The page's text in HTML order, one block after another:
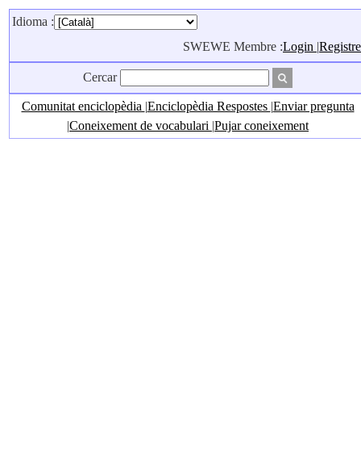
Idioma :
SWEWE Membre :Login |Registre
Cercar
Comunitat enciclopèdia |Enciclopèdia Respostes |Enviar pregunta
|Coneixement de vocabulari |Pujar coneixement